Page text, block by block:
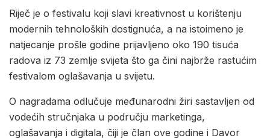
Riječ je o festivalu koji slavi kreativnost u korištenju
modernih tehnoloških dostignuća, a na istoimeno je
natjecanje prošle godine prijavljeno oko 190 tisuća
radova iz 73 zemlje svijeta što ga čini najbrže rastućim
festivalom oglašavanja u svijetu.
O nagradama odlučuje međunarodni žiri sastavljen od
vodećih stručnjaka u području marketinga,
oglašavanja i digitala, čiji je član ove godine i Davor